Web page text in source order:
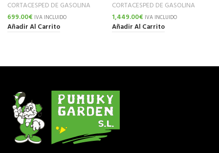
CORTACESPED DE GASOLINA
699.00€ IVA INCLUIDO
Añadir Al Carrito
CORTACESPED DE GASOLINA
1,449.00€ IVA INCLUIDO
Añadir Al Carrito